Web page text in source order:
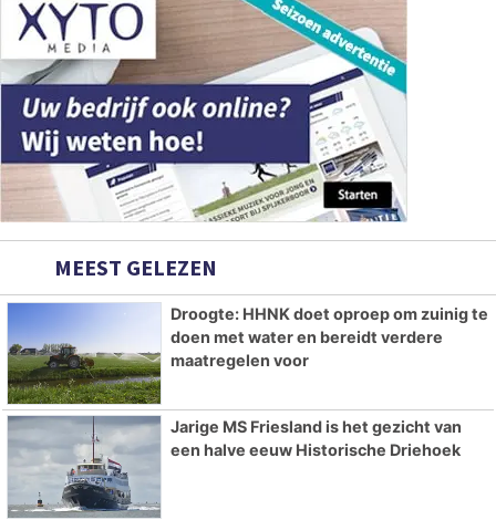
MEEST GELEZEN
Droogte: HHNK doet oproep om zuinig te
doen met water en bereidt verdere
maatregelen voor
Jarige MS Friesland is het gezicht van
een halve eeuw Historische Driehoek